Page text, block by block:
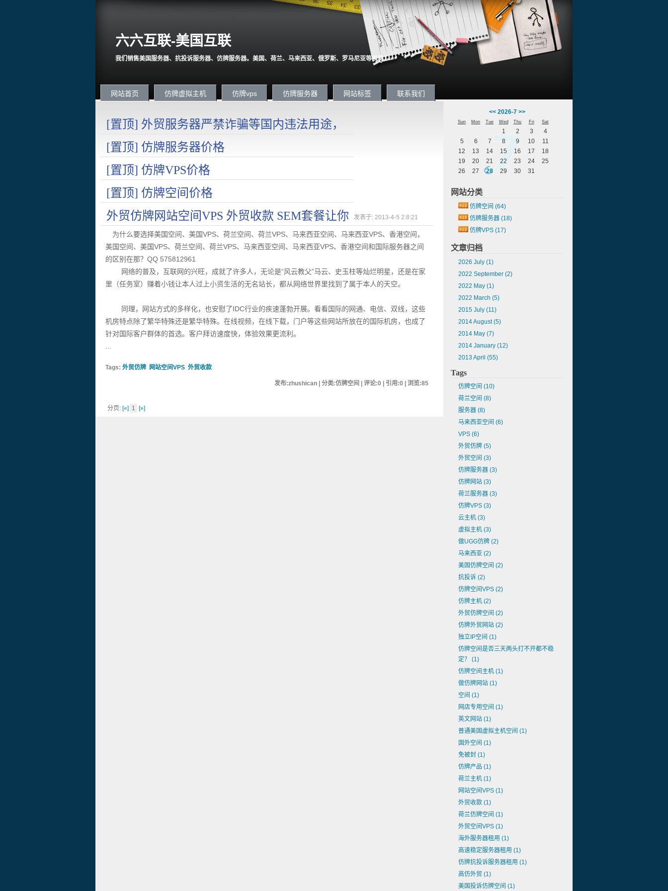
六六互联-美国互联
我们销售美国服务器、抗投诉服务器、仿牌服务器。美国、荷兰、马来西亚、俄罗斯、罗马尼亚等机房！
网站首页 仿牌虚拟主机 仿牌vps 仿牌服务器 网站标签 联系我们
[置顶] 外贸服务器严禁诈骗等国内违法用途，
国内在严打诈骗。
[置顶] 仿牌服务器价格
[置顶] 仿牌VPS价格
[置顶] 仿牌空间价格
外贸仿牌网站空间VPS 外贸收款 SEM套餐让你
外贸更轻松
发表于: 2013-4-5 2:8:21
为什么要选择美国空间、美国VPS、荷兰空间、荷兰VPS、马来西亚空间、马来西亚VPS、香港空间，
美国空间、美国VPS、荷兰空间、荷兰VPS、马来西亚空间、马来西亚VPS、香港空间和国际服务器之间
的区别在那？QQ 575812961
网络的普及，互联网的兴旺，成就了许多人，无论是“风云教父”马云、史玉柱等灿烂明星，还是在家
里（任务室）赚着小钱让本人过上小资生活的无名站长，都从网络世界里找到了属于本人的天空。
同理，网站方式的多样化，也安慰了IDC行业的疾速蓬勃开展。看看国际的网通、电信、双线，这些
机房特点除了繁华特殊还是繁华特殊。在线视频，在线下载，门户等这些网站所放在的国际机房，也成了
针对国际客户群体的首选。客户拜访速度快，体验效果更流利。
Tags: 外贸仿牌 网站空间VPS 外贸收款
发布:zhushican | 分类:仿牌空间 | 评论:0 | 引用:0 | 浏览:85
分页: [«] 1 [»]
<< 2026-7 >>
Sun Mon Tue Wed Thu Fri Sat
1 2 3
4
5
6 7 8 9 10
11
12
13 14 15 16 17
18
19
20 21 22 23 24
25
26
27 28 29 30 31
网站分类
仿牌空间 (64)
仿牌服务器 (18)
仿牌VPS (17)
文章归档
2026 July (1)
2022 September (2)
2022 May (1)
2022 March (5)
2015 July (11)
2014 August(5)
2014 May (7)
2014 January (12)
2013 April (55)
Tags
仿牌空间 (10)
荷兰空间 (8)
服务器 (8)
马来西亚空间 (6)
VPS (6)
外贸仿牌 (5)
外贸空间 (3)
仿牌服务器 (3)
仿牌网站 (3)
荷兰服务器 (3)
仿牌VPS (3)
云主机 (3)
虚拟主机 (3)
做UGG仿牌 (2)
马来西亚 (2)
美国仿牌空间 (2)
抗投诉 (2)
仿牌空间VPS (2)
仿牌主机 (2)
外贸仿牌空间 (2)
仿牌外贸网站 (2)
独立IP空间 (1)
仿牌空间是否三天两头打不开都不稳
定？ (1)
仿牌空间主机 (1)
做仿牌网站 (1)
空间 (1)
网店专用空间 (1)
英文网站 (1)
普通美国虚拟主机空间 (1)
国外空间 (1)
免被封 (1)
仿牌产品 (1)
荷兰主机 (1)
网站空间VPS (1)
外贸收款 (1)
荷兰仿牌空间 (1)
外贸空间VPS (1)
海外服务器租用 (1)
高速稳定服务器租用 (1)
仿牌抗投诉服务器租用 (1)
高仿外贸 (1)
美国投诉仿牌空间 (1)